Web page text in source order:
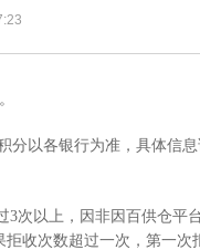
分以各银行为准，具体信
次以上，因非因百供仓平
收次数超过一次，第一